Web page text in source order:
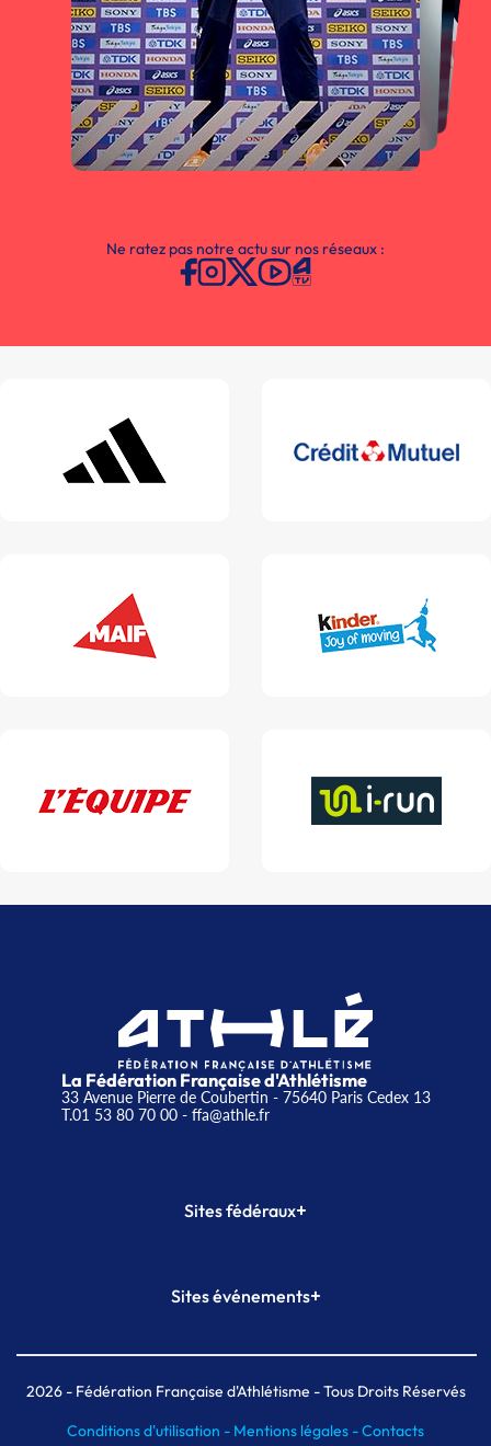
Ne ratez pas notre actu sur nos réseaux :
La Fédération Française d'Athlétisme
33 Avenue Pierre de Coubertin - 75640 Paris Cedex 13
T.01 53 80 70 00- ffa@athle.fr
Sites fédéraux+
Plateforme Formation
Sites événements+
Meeting de Paris indoor
MAIF Ekiden de Paris
2026- Fédération Française d'Athlétisme - Tous Droits Réservés
Conditions d'utilisation - Mentions légales -Contacts